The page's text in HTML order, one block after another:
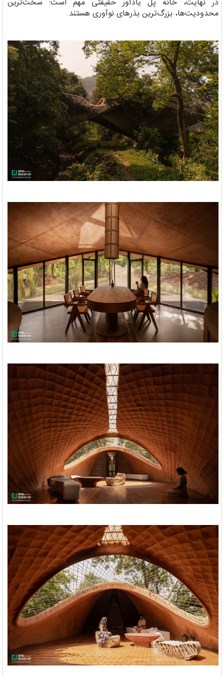
در نهایت، خانه پل یادآور حقیقتی مهم است: سخت‌ترین
محدودیت‌ها، بزرگ‌ترین بذرهای نوآوری هستند.